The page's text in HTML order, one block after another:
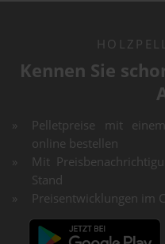
Kennen Sie
Pelletpreise mit
online bestellen
Mit
Stand
Preisentwicklungen im